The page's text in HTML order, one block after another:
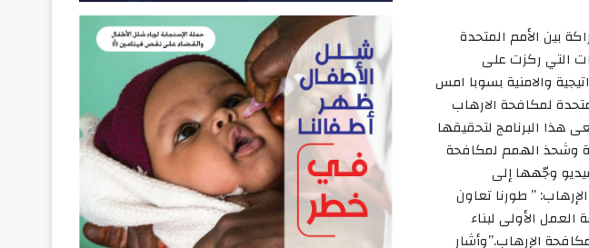
بين الأمم المتحدة
التي ركزت على
والامنية بسوبا امس
لمكافحة الارهاب
هذا البرنامج لتحقيقها
وشحذ الهمم لمكافحة
وجّهها إلى
” طورنا تعاون
الأولى لبناء
الإرهاب.”وأشار